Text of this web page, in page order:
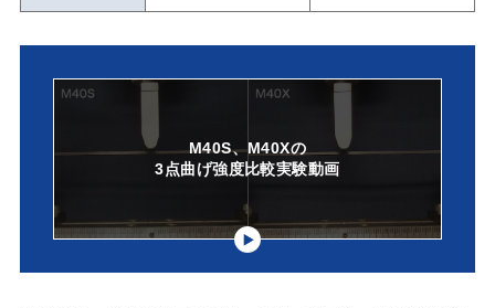
M40S、M40Xの
3点曲げ強度比較実験動画